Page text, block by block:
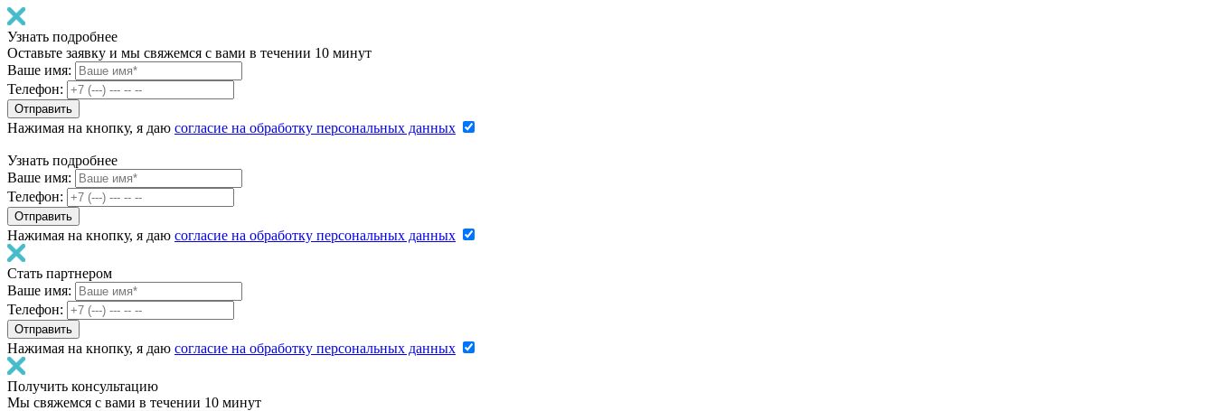
Узнать подробнее
Оставьте заявку и мы свяжемся с вами в течении 10 минут
Ваше имя:
Телефон:
Нажимая на кнопку, я даю согласие на обработку персональных данных
Узнать подробнее
Ваше имя:
Телефон:
Нажимая на кнопку, я даю согласие на обработку персональных данных
Стать партнером
Ваше имя:
Телефон:
Нажимая на кнопку, я даю согласие на обработку персональных данных
Получить консультацию
Мы свяжемся с вами в течении 10 минут